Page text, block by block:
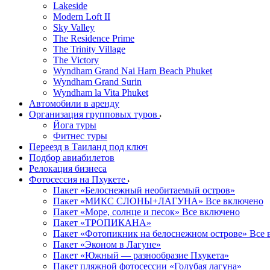
Lakeside
Modern Loft II
Sky Valley
The Residence Prime
The Trinity Village
The Victory
Wyndham Grand Nai Harn Beach Phuket
Wyndham Grand Surin
Wyndham la Vita Phuket
Автомобили в аренду
Организация групповых туров
Йога туры
Фитнес туры
Переезд в Таиланд под ключ
Подбор авиабилетов
Релокация бизнеса
Фотоcессия на Пхукете
Пакет «Белоснежный необитаемый остров»
Пакет «МИКС СЛОНЫ+ЛАГУНА» Все включено
Пакет «Море, солнце и песок» Все включено
Пакет «ТРОПИКАНА»
Пакет «Фотопикник на белоснежном острове» Все
Пакет «Эконом в Лагуне»
Пакет «Южный — разнообразие Пхукета»
Пакет пляжной фотосессии «Голубая лагуна»